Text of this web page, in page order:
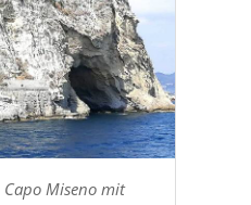
Capo Miseno mit